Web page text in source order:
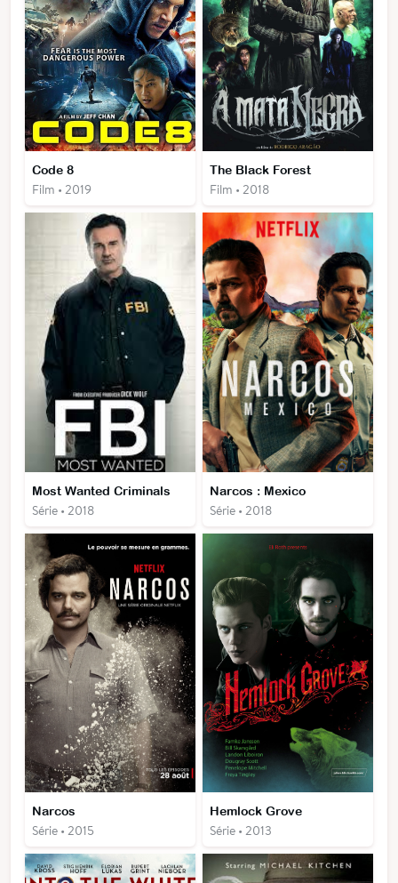
Code 8
Film • 2019
The Black Forest
Film • 2018
Most Wanted Criminals
Série • 2018
Narcos : Mexico
Série • 2018
Narcos
Série • 2015
Hemlock Grove
Série • 2013